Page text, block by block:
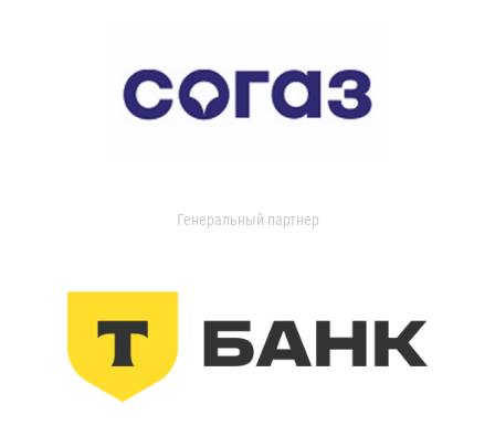
Генеральный партнер